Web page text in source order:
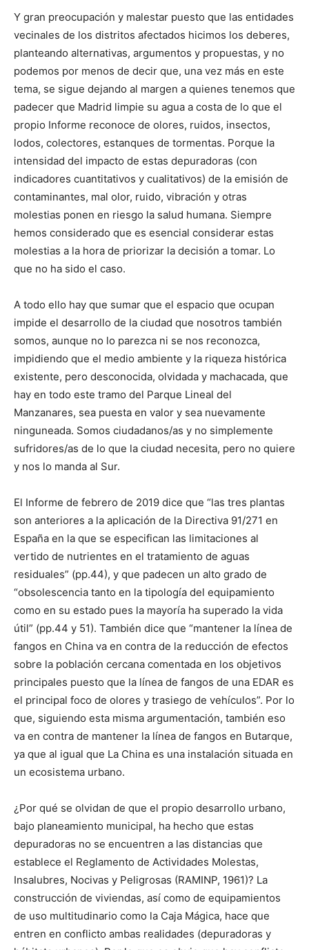
Y gran preocupación y malestar puesto que las entidades
vecinales de los distritos afectados hicimos los deberes,
planteando alternativas, argumentos y propuestas, y no
podemos por menos de decir que, una vez más en este
tema, se sigue dejando al margen a quienes tenemos que
padecer que Madrid limpie su agua a costa de lo que el
propio Informe reconoce de olores, ruidos, insectos,
lodos, colectores, estanques de tormentas. Porque la
intensidad del impacto de estas depuradoras (con
indicadores cuantitativos y cualitativos) de la emisión de
contaminantes, mal olor, ruido, vibración y otras
molestias ponen en riesgo la salud humana. Siempre
hemos considerado que es esencial considerar estas
molestias a la hora de priorizar la decisión a tomar. Lo
que no ha sido el caso.
A todo ello hay que sumar que el espacio que ocupan
impide el desarrollo de la ciudad que nosotros también
somos, aunque no lo parezca ni se nos reconozca,
impidiendo que el medio ambiente y la riqueza histórica
existente, pero desconocida, olvidada y machacada, que
hay en todo este tramo del Parque Lineal del
Manzanares, sea puesta en valor y sea nuevamente
ninguneada. Somos ciudadanos/as y no simplemente
sufridores/as de lo que la ciudad necesita, pero no quiere
y nos lo manda al Sur.
El Informe de febrero de 2019 dice que “las tres plantas
son anteriores a la aplicación de la Directiva 91/271 en
España en la que se especifican las limitaciones al
vertido de nutrientes en el tratamiento de aguas
residuales” (pp.44), y que padecen un alto grado de
“obsolescencia tanto en la tipología del equipamiento
como en su estado pues la mayoría ha superado la vida
útil” (pp.44 y 51). También dice que “mantener la línea de
fangos en China va en contra de la reducción de efectos
sobre la población cercana comentada en los objetivos
principales puesto que la línea de fangos de una EDAR es
el principal foco de olores y trasiego de vehículos”. Por lo
que, siguiendo esta misma argumentación, también eso
va en contra de mantener la línea de fangos en Butarque,
ya que al igual que La China es una instalación situada en
un ecosistema urbano.
¿Por qué se olvidan de que el propio desarrollo urbano,
bajo planeamiento municipal, ha hecho que estas
depuradoras no se encuentren a las distancias que
establece el Reglamento de Actividades Molestas,
Insalubres, Nocivas y Peligrosas (RAMINP, 1961)? La
construcción de viviendas, así como de equipamientos
de uso multitudinario como la Caja Mágica, hace que
entren en conflicto ambas realidades (depuradoras y